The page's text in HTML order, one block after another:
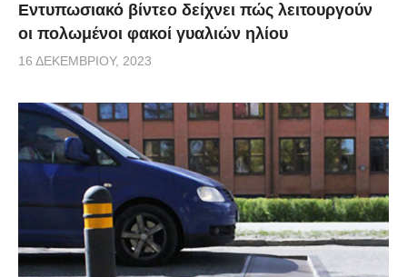
Εντυπωσιακό βίντεο δείχνει πώς λειτουργούν
οι πολωμένοι φακοί γυαλιών ηλίου
16 ΔΕΚΕΜΒΡΊΟΥ, 2023